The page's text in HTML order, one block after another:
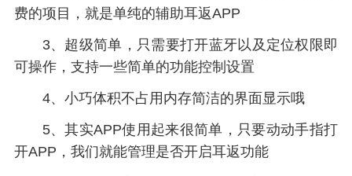
费的项目，就是单纯的辅助耳返APP
3、超级简单，只需要打开蓝牙以及定位权限即
可操作，支持一些简单的功能控制设置
4、小巧体积不占用内存简洁的界面显示哦
5、其实APP使用起来很简单，只要动动手指打
开APP，我们就能管理是否开启耳返功能